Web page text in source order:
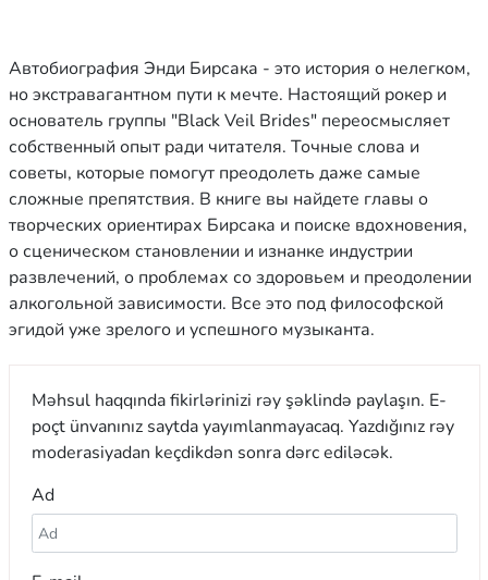
Автобиография Энди Бирсака - это история о нелегком,
но экстравагантном пути к мечте. Настоящий рокер и
основатель группы "Black Veil Brides" переосмысляет
собственный опыт ради читателя. Точные слова и
советы, которые помогут преодолеть даже самые
сложные препятствия. В книге вы найдете главы о
творческих ориентирах Бирсака и поиске вдохновения,
о сценическом становлении и изнанке индустрии
развлечений, о проблемах со здоровьем и преодолении
алкогольной зависимости. Все это под философской
эгидой уже зрелого и успешного музыканта.
Məhsul haqqında fikirlərinizi rəy şəklində paylaşın. E-
poçt ünvanınız saytda yayımlanmayacaq. Yazdığınız rəy
moderasiyadan keçdikdən sonra dərc ediləcək.
Ad